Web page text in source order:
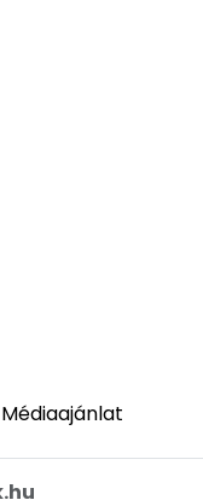
Médiaajánlat